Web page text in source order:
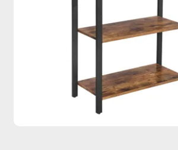
Οι Συνεργασίες μας
Ολοκλήρωση παραγγελίας